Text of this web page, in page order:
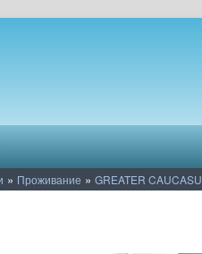
» Проживание » GREATER